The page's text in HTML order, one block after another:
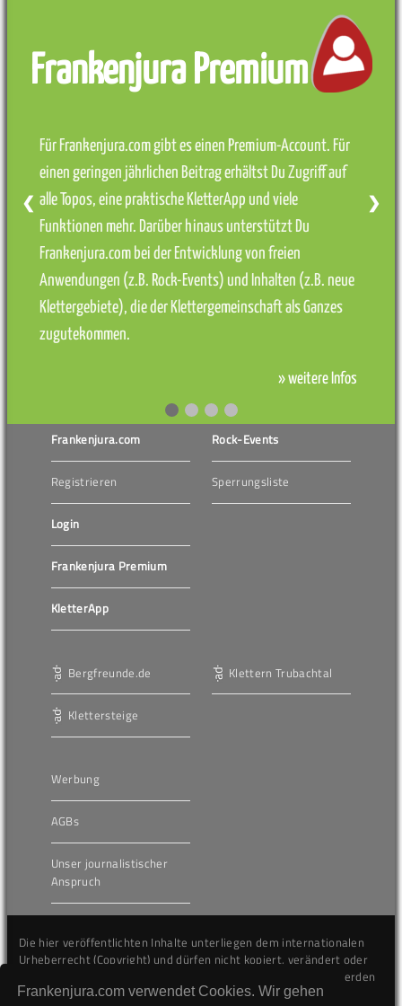
Frankenjura.com verwendet Cookies. Wir gehen
Frankenjura Premium
Für Frankenjura.com gibt es einen Premium-Account. Für
einen geringen jährlichen Beitrag erhältst Du Zugriff auf
alle Topos, eine praktische KletterApp und viele
Funktionen mehr. Darüber hinaus unterstützt Du
Frankenjura.com bei der Entwicklung von freien
Anwendungen (z.B. Rock-Events) und Inhalten (z.B. neue
Klettergebiete), die der Klettergemeinschaft als Ganzes
zugutekommen.
» weitere Infos
❮ ❯
Frankenjura.com
Registrieren
Login
Frankenjura Premium
KletterApp
Rock-Events
Sperrungsliste
Bergfreunde.de
Klettersteige
Klettern Trubachtal
Werbung
AGBs
Unser journalistischer
Anspruch
Die hier veröffentlichten Inhalte unterliegen dem internationalen
Urheberrecht (Copyright) und dürfen nicht kopiert, verändert oder
unverändert wiederveröffentlicht werden. Gegen Verstöße werden
wir auf juristischem Wege vorgehen.